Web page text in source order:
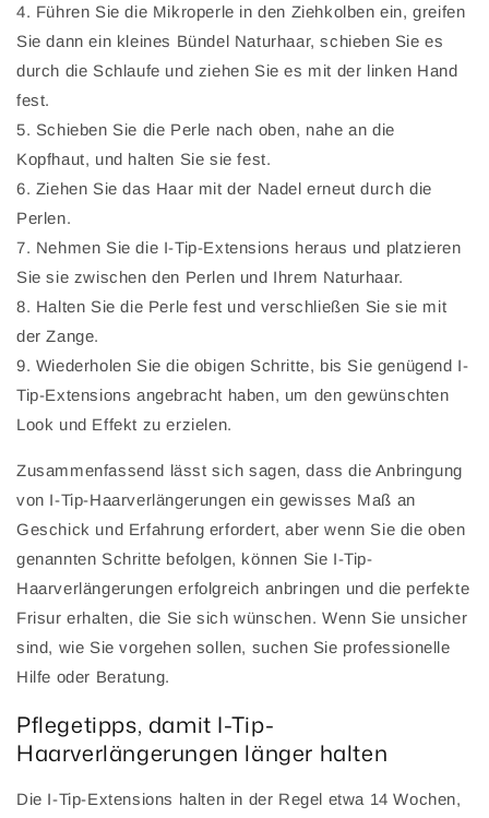
4. Führen Sie die Mikroperle in den Ziehkolben ein, greifen
Sie dann ein kleines Bündel Naturhaar, schieben Sie es
durch die Schlaufe und ziehen Sie es mit der linken Hand
fest.
5. Schieben Sie die Perle nach oben, nahe an die
Kopfhaut, und halten Sie sie fest.
6. Ziehen Sie das Haar mit der Nadel erneut durch die
Perlen.
7. Nehmen Sie die I-Tip-Extensions heraus und platzieren
Sie sie zwischen den Perlen und Ihrem Naturhaar.
8. Halten Sie die Perle fest und verschließen Sie sie mit
der Zange.
9. Wiederholen Sie die obigen Schritte, bis Sie genügend I-
Tip-Extensions angebracht haben, um den gewünschten
Look und Effekt zu erzielen.
Zusammenfassend lässt sich sagen, dass die Anbringung
von I-Tip-Haarverlängerungen ein gewisses Maß an
Geschick und Erfahrung erfordert, aber wenn Sie die oben
genannten Schritte befolgen, können Sie I-Tip-
Haarverlängerungen erfolgreich anbringen und die perfekte
Frisur erhalten, die Sie sich wünschen. Wenn Sie unsicher
sind, wie Sie vorgehen sollen, suchen Sie professionelle
Hilfe oder Beratung.
Pflegetipps, damit I-Tip-
Haarverlängerungen länger halten
Die I-Tip-Extensions halten in der Regel etwa 14 Wochen,